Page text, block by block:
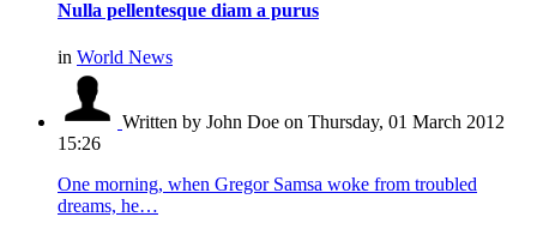
Nulla pellentesque diam a purus
in World News
Written by John Doe on Thursday, 01 March 2012
15:26
One morning, when Gregor Samsa woke from troubled
dreams, he…